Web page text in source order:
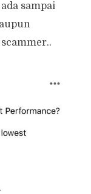
sampai